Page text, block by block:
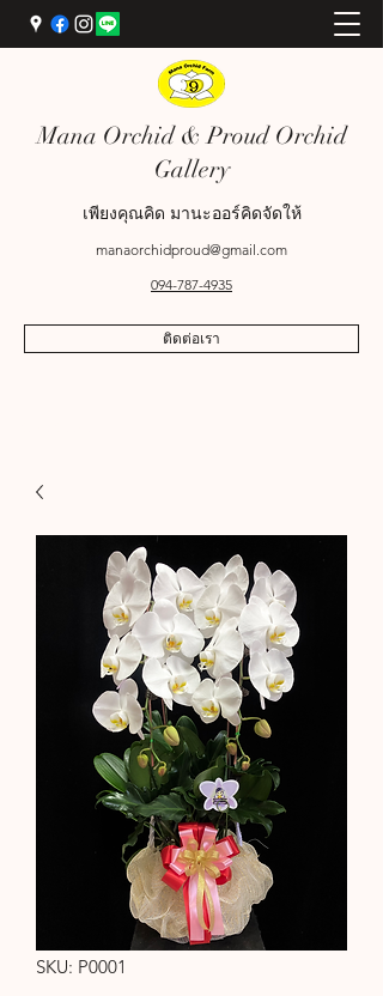
Mana Orchid & Proud Orchid
Gallery
เพียงคุณคิด มานะออร์คิดจัดให้
manaorchidproud@gmail.com
094-787-4935
ติดต่อเรา
SKU: P0001